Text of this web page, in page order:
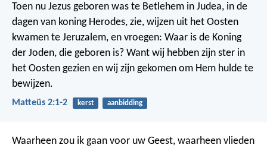
Toen nu Jezus geboren was te Betlehem in Judea, in de
dagen van koning Herodes, zie, wijzen uit het Oosten
kwamen te Jeruzalem, en vroegen: Waar is de Koning
der Joden, die geboren is? Want wij hebben zijn ster in
het Oosten gezien en wij zijn gekomen om Hem hulde te
bewijzen.
Matteüs 2:1-2 kerst aanbidding
Waarheen zou ik gaan voor uw Geest, waarheen vlieden